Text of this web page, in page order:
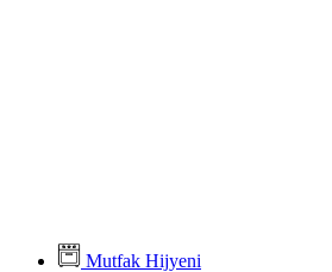
Mutfak Hijyeni